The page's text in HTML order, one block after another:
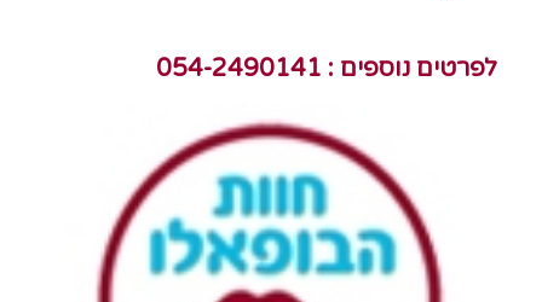
לפרטים נוספים : 054-2490141